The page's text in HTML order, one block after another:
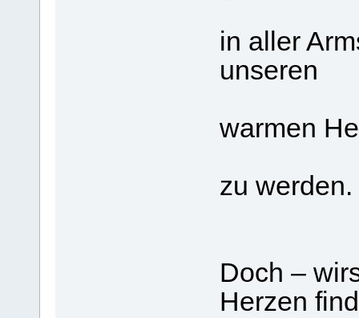
in aller
unseren
warmen
zu werden.
Doch –
Herzen